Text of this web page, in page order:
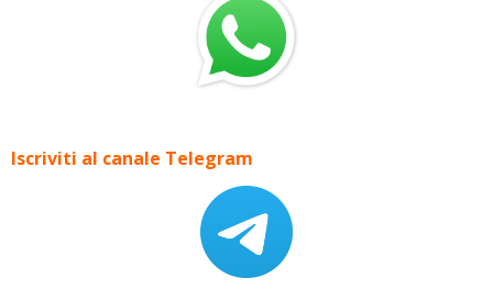
Iscriviti al canale Telegram